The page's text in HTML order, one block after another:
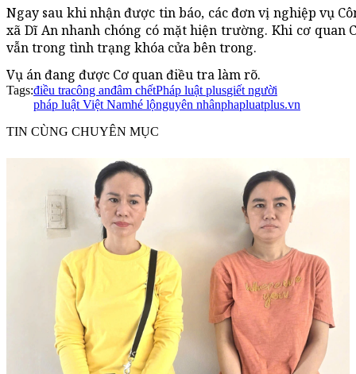
Ngay sau khi nhận được tin báo, các đơn vị nghiệp vụ
xã Dĩ An nhanh chóng có mặt hiện trường. Khi cơ quan
vẫn trong tình trạng khóa cửa bên trong.
Vụ án đang được Cơ quan điều tra làm rõ.
Tags:điều tracông anđâm chếtPháp luật plusgiết người
pháp luật Việt Namhé lộnguyên nhânphapluatplus.vn
TIN CÙNG CHUYÊN MỤC